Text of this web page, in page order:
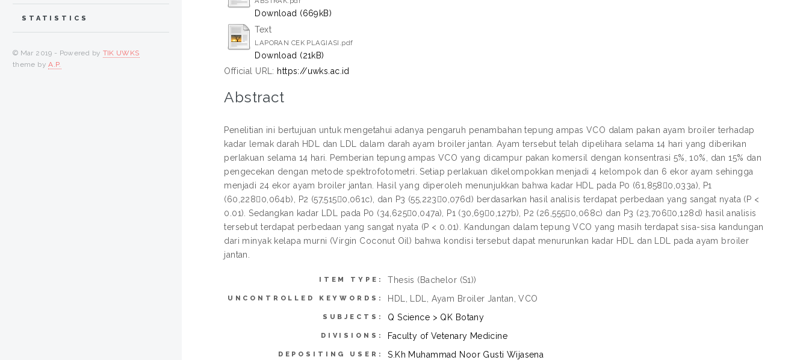
Download (669kB)
Text
LAPORAN CEK PLAGIASI.pdf
Download (21kB)
Official URL: https://uwks.ac.id
Abstract
Penelitian ini bertujuan untuk mengetahui adanya pengaruh penambahan tepung ampas VCO dalam pakan ayam broiler terhadap
kadar lemak darah HDL dan LDL dalam darah ayam broiler jantan. Ayam tersebut telah dipelihara selama 14 hari yang diberikan
perlakuan selama 14 hari. Pemberian tepung ampas VCO yang dicampur pakan komersil dengan konsentrasi 5%, 10%, dan 15% dan
pengecekan dengan metode spektrofotometri. Setiap perlakuan dikelompokkan menjadi 4 kelompok dan 6 ekor ayam sehingga
menjadi 24 ekor ayam broiler jantan. Hasil yang diperoleh menunjukkan bahwa kadar HDL pada P0 (61,8580,033a), P1
(60,2280,064b), P2 (57,5150,061c), dan P3 (55,2230,076d) berdasarkan hasil analisis terdapat perbedaan yang sangat nyata (P <
0.01). Sedangkan kadar LDL pada P0 (34,6250,047a), P1 (30,690,127b), P2 (26,5550,068c) dan P3 (23,7060,128d) hasil analisis
tersebut terdapat perbedaan yang sangat nyata (P < 0.01). Kandungan dalam tepung VCO yang masih terdapat sisa-sisa kandungan
dari minyak kelapa murni (Virgin Coconut Oil) bahwa kondisi tersebut dapat menurunkan kadar HDL dan LDL pada ayam broiler
jantan.
ITEM TYPE: Thesis (Bachelor (S1))
UNCONTROLLED KEYWORDS: HDL, LDL, Ayam Broiler Jantan, VCO
SUBJECTS: Q Science > QK Botany
DIVISIONS: Faculty of Vetenary Medicine
DEPOSITING USER: S.Kh Muhammad Noor Gusti Wijasena
STATISTICS
© Mar 2019 - Powered by TIK UWKS
theme byA.P.